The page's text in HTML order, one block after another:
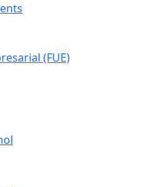
(FUE)